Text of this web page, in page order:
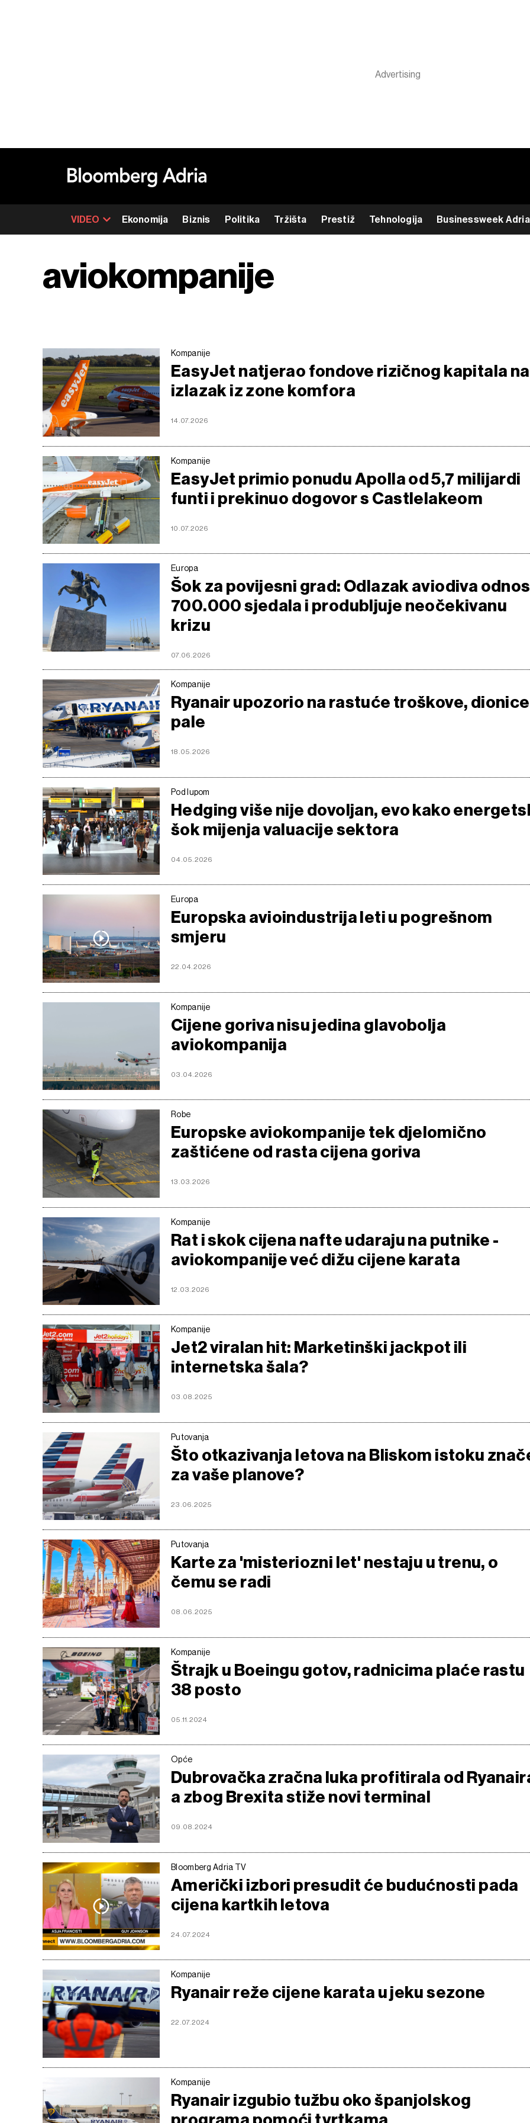
VIDEO Ekonomija Biznis Politika Tržišta Prestiž Tehnologija Businessweek Adria
aviokompanije
Kompanije
EasyJet natjerao fondove rizičnog kapitala na
izlazak iz zone komfora
14.07.2026
Kompanije
EasyJet primio ponudu Apolla od 5,7 milijardi
funti i prekinuo dogovor s Castlelakeom
10.07.2026
Europa
Šok za povijesni grad: Odlazak aviodiva
700.000 sjedala i produbljuje neočekivanu
krizu
07.06.2026
Kompanije
Ryanair upozorio na rastuće troškove, dionice
pale
18.05.2026
Pod lupom
Hedging više nije dovoljan, evo kako
šok mijenja valuacije sektora
04.05.2026
Europa
Europska avioindustrija leti u pogrešnom
smjeru
22.04.2026
Kompanije
Cijene goriva nisu jedina glavobolja
aviokompanija
03.04.2026
Robe
Europske aviokompanije tek djelomično
zaštićene od rasta cijena goriva
13.03.2026
Kompanije
Rat i skok cijena nafte udaraju na putnike -
aviokompanije već dižu cijene karata
12.03.2026
Kompanije
Jet2 viralan hit: Marketinški jackpot ili
internetska šala?
03.08.2025
Putovanja
Što otkazivanja letova na Bliskom istoku
za vaše planove?
23.06.2025
Putovanja
Karte za 'misteriozni let' nestaju u trenu, o
čemu se radi
08.06.2025
Kompanije
Štrajk u Boeingu gotov, radnicima plaće rastu
38 posto
05.11.2024
Opće
Dubrovačka zračna luka profitirala od
a zbog Brexita stiže novi terminal
09.08.2024
Bloomberg Adria TV
Američki izbori presudit će budućnosti pada
cijena kartkih letova
24.07.2024
Kompanije
Ryanair reže cijene karata u jeku sezone
22.07.2024
Kompanije
Ryanair izgubio tužbu oko španjolskog